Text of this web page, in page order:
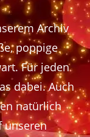
Archiv
poppige
Für jeden
dabei. Auch
natürlich
unseren